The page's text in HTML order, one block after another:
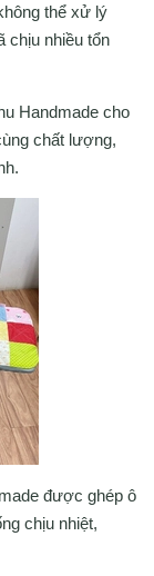
thể xử lý
chịu nhiều tổn
Handmade cho
chất lượng,
được ghép ô
chịu nhiệt,